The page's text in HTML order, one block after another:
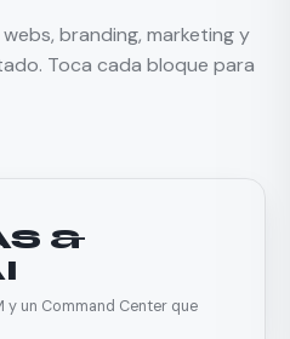
branding, marketing y
Toca cada bloque para
&
y un Command Center que